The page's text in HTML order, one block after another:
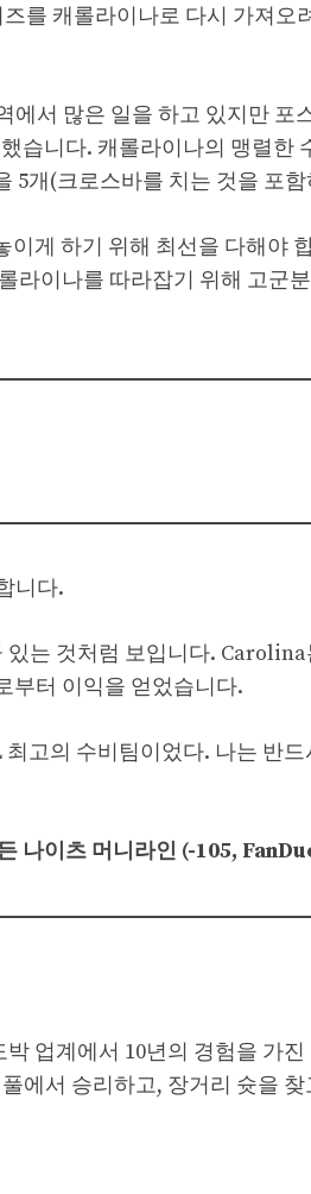
를 캐롤라이나로 다시 가져오
서 많은 일을 하고 있지만 포
습니다. 캐롤라이나의 맹렬한
5개(크로스바를 치는 것을 포
게 하기 위해 최선을 다해야
라이나를 따라잡기 위해 고군
니다.
는 것처럼 보입니다.
부터 이익을 얻었습니다.
고의 수비팀이었다. 나는 반
나이츠 머니라인 (-105,
업계에서 10년의 경험을 가진
에서 승리하고, 장거리 슛을